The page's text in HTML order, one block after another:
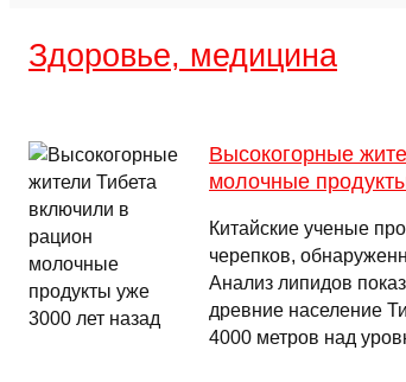
Здоровье, медицина
Высокогорные
молочные
Китайские ученые
черепков,
Анализ липидов
древние население
4000 метров над